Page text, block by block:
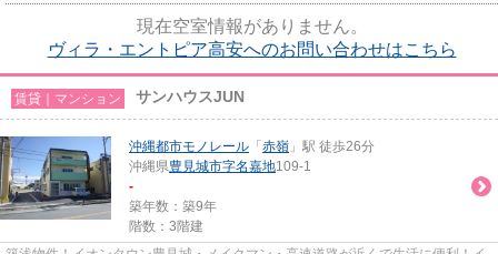
現在空室情報がありません。
ヴィラ・エントピア高安へのお問い合わせはこちら
賃貸｜マンション サンハウスJUN
沖縄都市モノレール 「 赤嶺 」駅 徒歩26分
沖縄県豊見城市字名嘉地109-1
-
築年数：築9年
階数：3階建